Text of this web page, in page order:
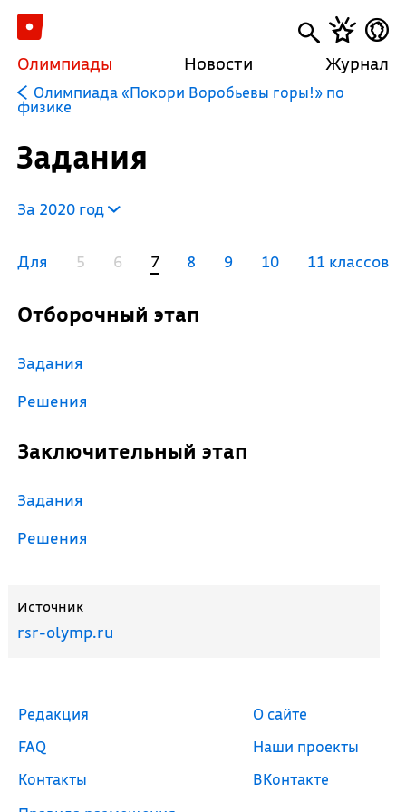
Олимпиады Новости Журнал
Олимпиада «Покори Воробьевы горы!» по
физике
Задания
За 2020 год
Для 5 6 7 8 9 10 11 классов
Отборочный этап
Задания
Решения
Заключительный этап
Задания
Решения
Источник
rsr-olymp.ru
Редакция
FAQ
Контакты
О сайте
Наши проекты
ВКонтакте